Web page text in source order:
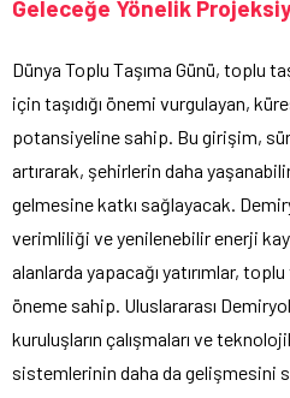
Geleceğe Yönelik
Dünya Toplu Taşıma Günü, toplu
için taşıdığı önemi vurgulayan,
potansiyeline sahip. Bu girişim,
artırarak, şehirlerin daha
gelmesine katkı sağlayacak.
verimliliği ve yenilenebilir enerji
alanlarda yapacağı yatırımlar,
öneme sahip. Uluslararası
kuruluşların çalışmaları ve
sistemlerinin daha da gelişmesini